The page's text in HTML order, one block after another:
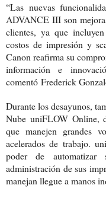
“Las nuevas
ADVANCE III son
clientes, ya que
costos de impresión y
Canon reafirma su
información e
comentó Frederick
Durante los desayunos,
Nube uniFLOW Online,
que manejen grandes
acelerados de trabajo.
poder de
administración de sus
manejan llegue a manos